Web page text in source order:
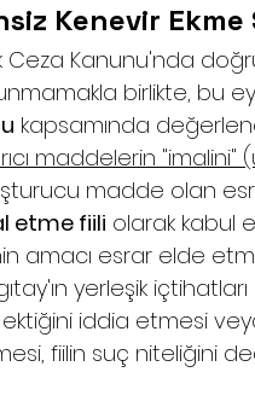
Kenevir
Ceza Kanunu'nda
birlikte, bu
kapsamında
maddelerin
madde olan
etme fiili olarak kabul
amacı esrar elde
yerleşik
iddia etmesi
fiilin suç niteliğini